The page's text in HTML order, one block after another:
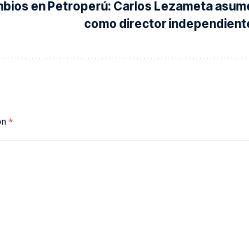
en Petroperú: Carlos Lezameta
como director
*